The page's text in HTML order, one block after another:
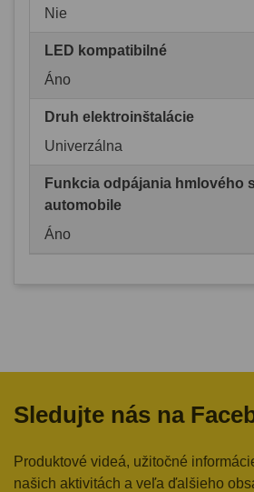
Nie
LED kompatibilné
Áno
Druh elektroinštalácie
Univerzálna
Funkcia odpájania hmlového
automobile
Áno
Sledujte nás na
Produktové videá, užitočné
našich aktivitách a veľa ďalšieho